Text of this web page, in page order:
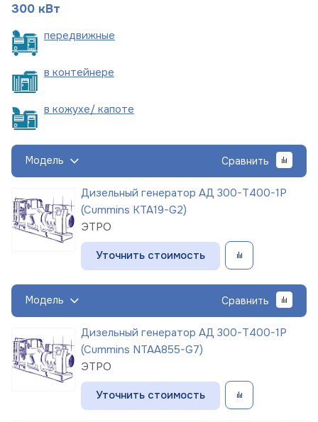
300 кВт
передвижные
в контейнере
в кожухе/ капоте
Модель Сравнить
Дизельный генератор АД 300-Т400-1Р
(Cummins KTA19-G2)
ЭТРО
Уточнить стоимость
Модель Сравнить
Дизельный генератор АД 300-Т400-1Р
(Cummins NTAA855-G7)
ЭТРО
Уточнить стоимость